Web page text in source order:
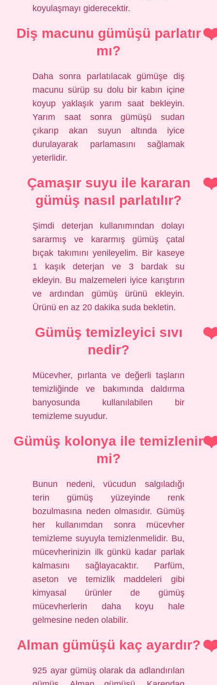
koyulaşmayı giderecektir.
Diş macunu gümüşü parlatır
mı?
Daha sonra parlatılacak gümüşe diş
macunu sürüp su dolu bir kabın içine
koyup yaklaşık yarım saat bekleyin.
Yarım saat sonra gümüşü sudan
çıkarıp akan suyun altında iyice
durulayarak parlamasını sağlamak
yeterlidir.
Çamaşır suyu ile kararan
gümüş nasıl parlatılır?
Şimdi deterjan kullanımından dolayı
sararmış ve kararmış gümüş çatal
bıçak takımını yenileyelim. Bir kaseye
1 kaşık deterjan ve 3 bardak su
ekleyin. Bu malzemeleri iyice karıştırın
ve ardından gümüş ürünü ekleyin.
Ürünü en az 20 dakika suda bekletin.
Gümüş temizleyici sıvı
nedir?
Mücevher, pırlanta ve değerli taşların
temizliğinde ve bakımında daldırma
banyosunda kullanılabilen bir
temizleme suyudur.
Gümüş kolonya ile temizlenir
mi?
Bunun nedeni, vücudun salgıladığı
terin gümüş yüzeyinde renk
bozulmasına neden olmasıdır. Gümüş
her kullanımdan sonra mücevher
temizleme suyuyla temizlenmelidir. Bu,
mücevherinizin ilk günkü kadar parlak
kalmasını sağlayacaktır. Parfüm,
aseton ve temizlik maddeleri gibi
kimyasal ürünler de gümüş
mücevherlerin daha koyu hale
gelmesine neden olabilir.
Alman gümüşü kaç ayardır?
925 ayar gümüş olarak da adlandırılan